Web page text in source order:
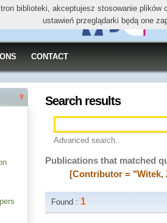
CONTACT
Search results
Advanced search..
Publications that matched
[Contributor = "Witek,
Found : 1
biblioteki, akceptujesz stosowanie
ustawień przeglądarki będą one